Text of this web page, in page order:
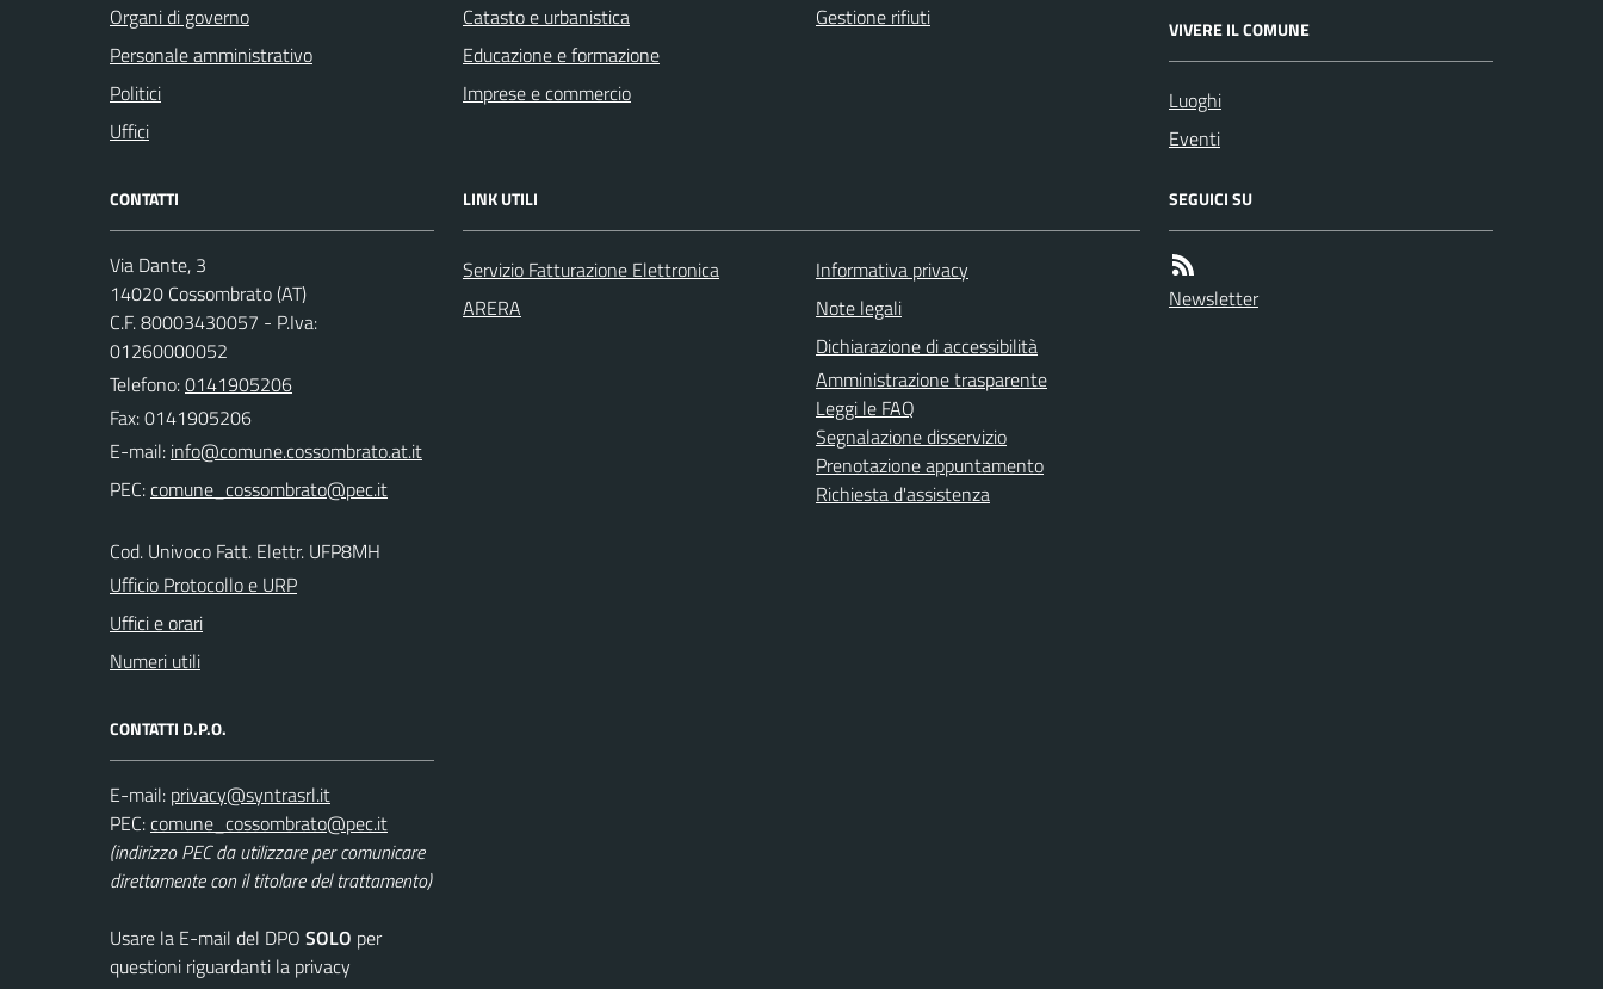
Organi di governo
Personale amministrativo
Politici
Uffici
Catasto e urbanistica
Educazione e formazione
Imprese e commercio
Gestione rifiuti
VIVERE IL COMUNE
Luoghi
Eventi
CONTATTI
Via Dante, 3
14020 Cossombrato (AT)
C.F. 80003430057 - P.Iva:
01260000052
Telefono:0141905206
Fax: 0141905206
E-mail:
PEC:
Cod. Univoco Fatt. Elettr. UFP8MH
Ufficio Protocollo e URP
Uffici e orari
Numeri utili
CONTATTI D.P.O.
E-mail:
PEC:
(indirizzo PEC da utilizzare per comunicare
direttamente con il titolare del trattamento)
Usare la E-mail del DPO SOLO per
questioni riguardanti la privacy
LINK UTILI
Servizio Fatturazione Elettronica
ARERA
Informativa privacy
Note legali
Dichiarazione di accessibilità
Amministrazione trasparente
Leggi le FAQ
Segnalazione disservizio
Prenotazione appuntamento
Richiesta d'assistenza
SEGUICI SU
Newsletter